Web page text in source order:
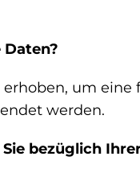
um
werden.
bezüglich